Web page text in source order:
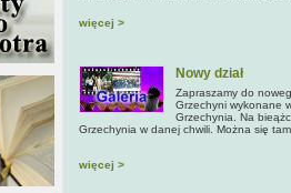
więcej >
Nowy dział
Zapraszamy do
Grzechyni wykonane
Grzechynia. Na
Grzechynia w danej chwili. Można się
więcej >